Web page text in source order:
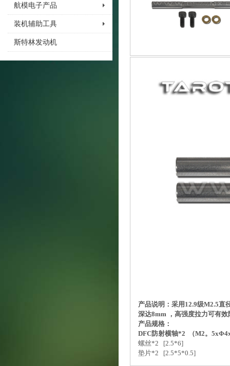
航模电子产品
装机辅助工具
斯特林发动机
产品说明：采用12.9级M2.5直
深达8mm ，高强度拉力可有
产品规格：
DFC防射横轴*2 （M2。
螺丝*2 [2.5*6]
垫片*2 [2.5*5*0.5]